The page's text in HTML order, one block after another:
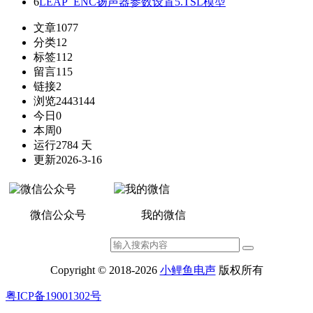
文章1077
分类12
标签112
留言115
链接2
浏览2443144
今日 0
本周0
运行2784 天
更新2026-3-16
微信公众号 我的微信
Copyright © 2018-2026 小鲤鱼电声版权所有
粤ICP备19001302号